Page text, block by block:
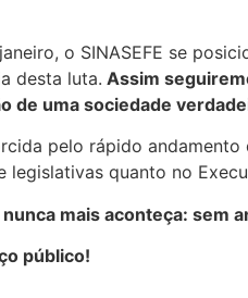
o SINASEFE se
desta luta. Assim
de uma sociedade
pelo rápido
legislativas quanto no
mais aconteça: sem
público!